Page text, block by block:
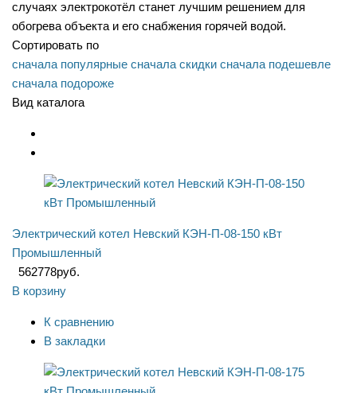
случаях электрокотёл станет лучшим решением для
обогрева объекта и его снабжения горячей водой.
Сортировать по
сначала популярные сначала скидки сначала подешевле
сначала подороже
Вид каталога
Электрический котел Невский КЭН-П-08-150 кВт
Промышленный
562778руб.
В корзину
К сравнению
В закладки